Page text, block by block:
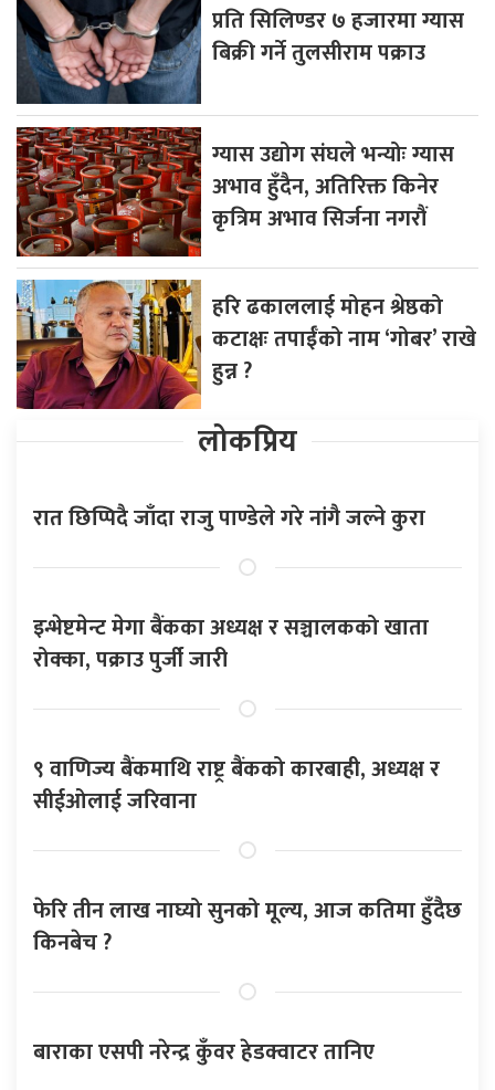
प्रति सिलिण्डर ७ हजारमा ग्यास
बिक्री गर्ने तुलसीराम पक्राउ
ग्यास उद्योग संघले भन्योः ग्यास
अभाव हुँदैन, अतिरिक्त किनेर
कृत्रिम अभाव सिर्जना नगरौं
हरि ढकाललाई मोहन श्रेष्ठको
कटाक्षः तपाईँको नाम ‘गोबर’ राखे
हुन्न ?
लोकप्रिय
रात छिप्पिदै जाँदा राजु पाण्डेले गरे नांगै जल्ने कुरा
इन्भेष्टमेन्ट मेगा बैंकका अध्यक्ष र सञ्चालकको खाता
रोक्का, पक्राउ पुर्जी जारी
९ वाणिज्य बैंकमाथि राष्ट्र बैंकको कारबाही, अध्यक्ष र
सीईओलाई जरिवाना
फेरि तीन लाख नाघ्यो सुनको मूल्य, आज कतिमा हुँदैछ
किनबेच ?
बाराका एसपी नरेन्द्र कुँवर हेडक्वाटर तानिए